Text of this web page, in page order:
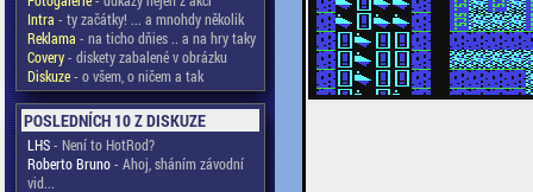
Intra - ty začátky! ... a mnohdy několik
Reklama - na ticho dňies .. a na hry taky
Covery- diskety zabalené v obrázku
Diskuze- o všem, o ničem a tak
POSLEDNÍCH 10 Z DISKUZE
LHS- Není to HotRod?
Roberto Bruno- Ahoj, sháním závodní
vid...